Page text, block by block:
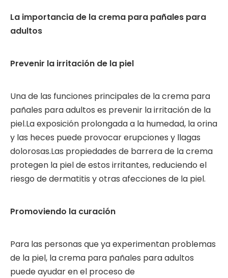
La importancia de la crema para pañales para
adultos
Prevenir la irritación de la piel
Una de las funciones principales de la crema para
pañales para adultos es prevenir la irritación de la
piel.La exposición prolongada a la humedad, la orina
y las heces puede provocar erupciones y llagas
dolorosas.Las propiedades de barrera de la crema
protegen la piel de estos irritantes, reduciendo el
riesgo de dermatitis y otras afecciones de la piel.
Promoviendo la curación
Para las personas que ya experimentan problemas
de la piel, la crema para pañales para adultos
puede ayudar en el proceso de